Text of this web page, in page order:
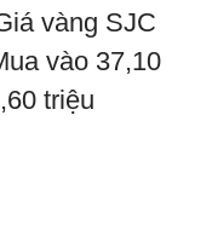
vàng SJC
vào 37,10
triệu